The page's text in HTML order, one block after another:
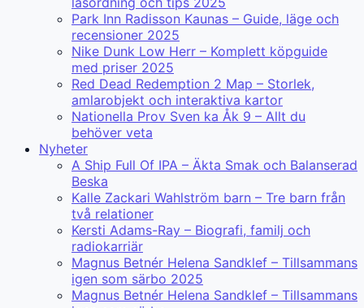
Park Inn Radisson Kaunas – Guide, läge och
recensioner 2025
Nike Dunk Low Herr – Komplett köpguide
med priser 2025
Red Dead Redemption 2 Map – Storlek,
amlarobjekt och interaktiva kartor
Nationella Prov Sven ka Åk 9 – Allt du
behöver veta
Nyheter
A Ship Full Of IPA – Äkta Smak och Balanserad
Beska
Kalle Zackari Wahlström barn – Tre barn från
två relationer
Kersti Adams-Ray – Biografi, familj och
radiokarriär
Magnus Betnér Helena Sandklef – Tillsammans
igen som särbo 2025
Magnus Betnér Helena Sandklef – Tillsammans